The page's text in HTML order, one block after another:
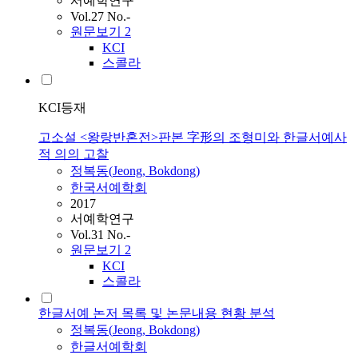
Vol.27 No.-
원문보기 2
KCI
스콜라
KCI등재
고소설 <왕랑반혼전>판본 字形의 조형미와 한글서예사
적 의의 고찰
정복동(Jeong, Bokdong)
한국서예학회
2017
서예학연구
Vol.31 No.-
원문보기 2
KCI
스콜라
한글서예 논저 목록 및 논문내용 현황 분석
정복동(Jeong, Bokdong)
한글서예학회